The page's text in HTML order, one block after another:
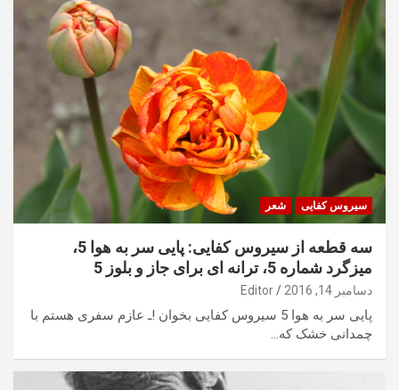
سیروس کفایی شعر
سه قطعه از سیروس کفایی: پایی سر به هوا 5،
میزگرد شماره 5، ترانه ای برای جاز و بلوز 5
دسامبر 14, 2016 Editor
پایی سر به هوا 5 سیروس کفایی بخوان !ـ عازم سفری هستم با
چمدانی خشک که…